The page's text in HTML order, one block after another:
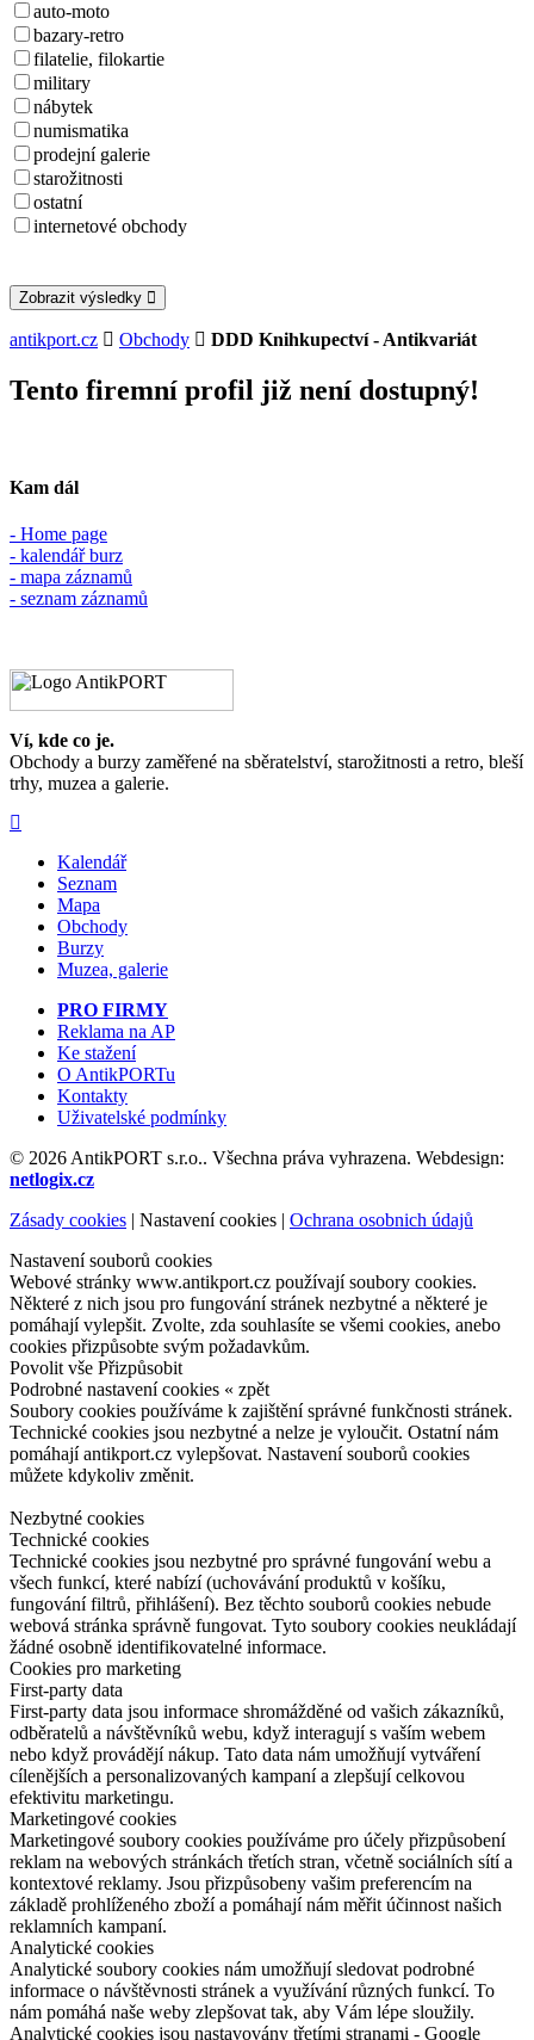
auto-moto
bazary-retro
filatelie, filokartie
military
nábytek
numismatika
prodejní galerie
starožitnosti
ostatní
internetové obchody
Zobrazit výsledky
antikport.cz Obchody DDD Knihkupectví - Antikvariát
Tento firemní profil již není dostupný!
Kam dál
- Home page
- kalendář burz
- mapa záznamů
- seznam záznamů
Ví, kde co je.
Obchody a burzy zaměřené na sběratelství, starožitnosti a retro, bleší
trhy, muzea a galerie.
Kalendář
Seznam
Mapa
Obchody
Burzy
Muzea, galerie
PRO FIRMY
Reklama na AP
Ke stažení
O AntikPORTu
Kontakty
Uživatelské podmínky
© 2026 AntikPORT s.r.o.. Všechna práva vyhrazena. Webdesign:
netlogix.cz
Zásady cookies
Nastavení cookies
Ochrana osobnich údajů
Nastavení souborů cookies
Webové stránky www.antikport.cz používají soubory cookies.
Některé z nich jsou pro fungování stránek nezbytné a některé je
pomáhají vylepšit. Zvolte, zda souhlasíte se všemi cookies, anebo
cookies přizpůsobte svým požadavkům.
Povolit vše Přizpůsobit
Podrobné nastavení cookies « zpět
Soubory cookies používáme k zajištění správné funkčnosti stránek.
Technické cookies jsou nezbytné a nelze je vyloučit. Ostatní nám
pomáhají antikport.cz vylepšovat. Nastavení souborů cookies
můžete kdykoliv změnit.
Nezbytné cookies
Technické cookies
Technické cookies jsou nezbytné pro správné fungování webu a
všech funkcí, které nabízí (uchovávání produktů v košíku,
fungování filtrů, přihlášení). Bez těchto souborů cookies nebude
webová stránka správně fungovat. Tyto soubory cookies neukládají
žádné osobně identifikovatelné informace.
Cookies pro marketing
First-party data
First-party data jsou informace shromážděné od vašich zákazníků,
odběratelů a návštěvníků webu, když interagují s vaším webem
nebo když provádějí nákup. Tato data nám umožňují vytváření
cílenějších a personalizovaných kampaní a zlepšují celkovou
efektivitu marketingu.
Marketingové cookies
Marketingové soubory cookies používáme pro účely přizpůsobení
reklam na webových stránkách třetích stran, včetně sociálních sítí a
kontextové reklamy. Jsou přizpůsobeny vašim preferencím na
základě prohlíženého zboží a pomáhají nám měřit účinnost našich
reklamních kampaní.
Analytické cookies
Analytické soubory cookies nám umožňují sledovat podrobné
informace o návštěvnosti stránek a využívání různých funkcí. To
nám pomáhá naše weby zlepšovat tak, aby Vám lépe sloužily.
Analytické cookies jsou nastavovány třetími stranami - Google